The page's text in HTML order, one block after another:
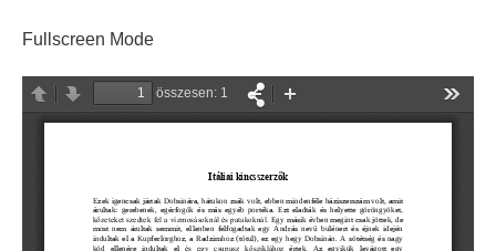
Fullscreen Mode